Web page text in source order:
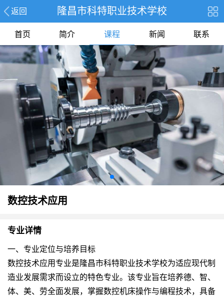
返回 隆昌市科特职业技术学校
首页 简介 课程 新闻 联系
数控技术应用
专业详情
一、专业定位与培养目标
数控技术应用专业是隆昌市科特职业技术学校为适应现代制
造业发展需求而设立的特色专业。该专业旨在培养德、智、
体、美、劳全面发展，掌握数控机床操作与编程技术，具备